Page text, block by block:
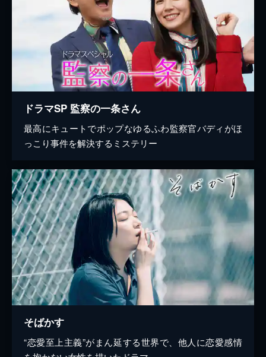
ドラマSP 監察の一条さん
最高にキュートでポップなゆるふわ監察官バディがほ
っこり事件を解決するミステリー
そばかす
“恋愛至上主義”がまん延する世界で、他人に恋愛感情